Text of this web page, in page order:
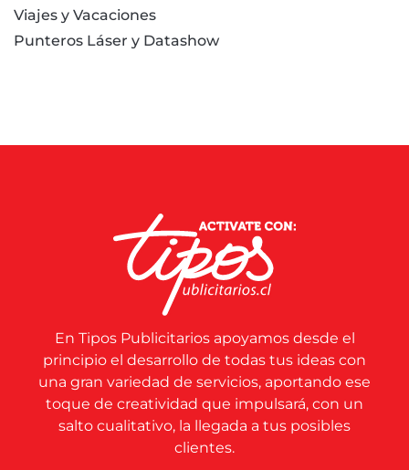
Viajes y Vacaciones
Punteros Láser y Datashow
En Tipos Publicitarios apoyamos desde el
principio el desarrollo de todas tus ideas con
una gran variedad de servicios, aportando ese
toque de creatividad que impulsará, con un
salto cualitativo, la llegada a tus posibles
clientes.